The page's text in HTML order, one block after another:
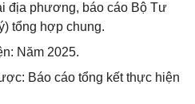
địa phương, báo cáo Bộ Tư
tổng hợp chung.
Năm 2025.
Báo cáo tổng kết thực hiện